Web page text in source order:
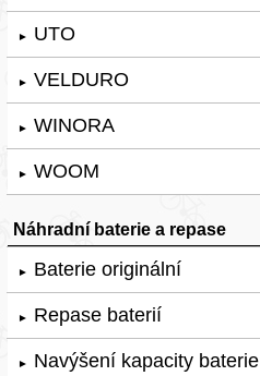
► UTO
► VELDURO
► WINORA
► WOOM
Náhradní baterie a repase
► Baterie originální
► Repase baterií
► Navýšení kapacity baterie